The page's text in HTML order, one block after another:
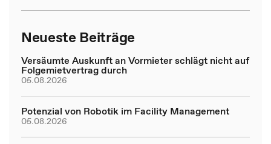
Neueste Beiträge
Versäumte Auskunft an Vormieter schlägt nicht auf
Folgemietvertrag durch
05.08.2026
Potenzial von Robotik im Facility Management
05.08.2026